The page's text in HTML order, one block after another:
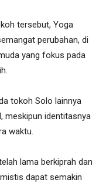
tersebut, Yoga
perubahan, di
yang fokus pada
tokoh Solo lainnya
meskipun identitasnya
waktu.
lama berkiprah dan
dapat semakin